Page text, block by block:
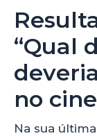
“Qual
no
Na sua